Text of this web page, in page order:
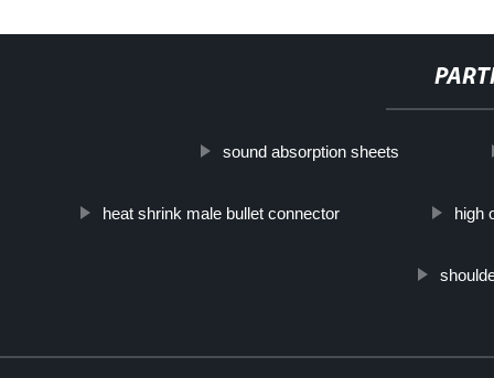
sound absorption sheets
heat shrink male bullet connector high